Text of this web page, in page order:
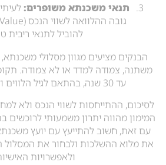
תנאי משכנתא משופרים:
להוביל לתנאי ריבית
הבנקים מציעים מגוון מסלולי
משתנה, צמודה למדד או לא צמודה.
עד 30 שנה, בהתאם לגיל הלווים ולמדיניות הבנק.
לסיכום, ההתייחסות לשווי הנכס ולא
המימון מהווה יתרון משמעותי לרוכשים
עם זאת, חשוב להתייעץ עם יועץ
את מלוא ההשלכות ולבחור את המסלול
ולאפשרויות